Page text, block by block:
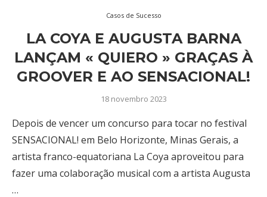
Casos de Sucesso
LA COYA E AUGUSTA BARNA
LANÇAM « QUIERO » GRAÇAS À
GROOVER E AO SENSACIONAL!
18 novembro 2023
Depois de vencer um concurso para tocar no festival
SENSACIONAL! em Belo Horizonte, Minas Gerais, a
artista franco-equatoriana La Coya aproveitou para
fazer uma colaboração musical com a artista Augusta
…